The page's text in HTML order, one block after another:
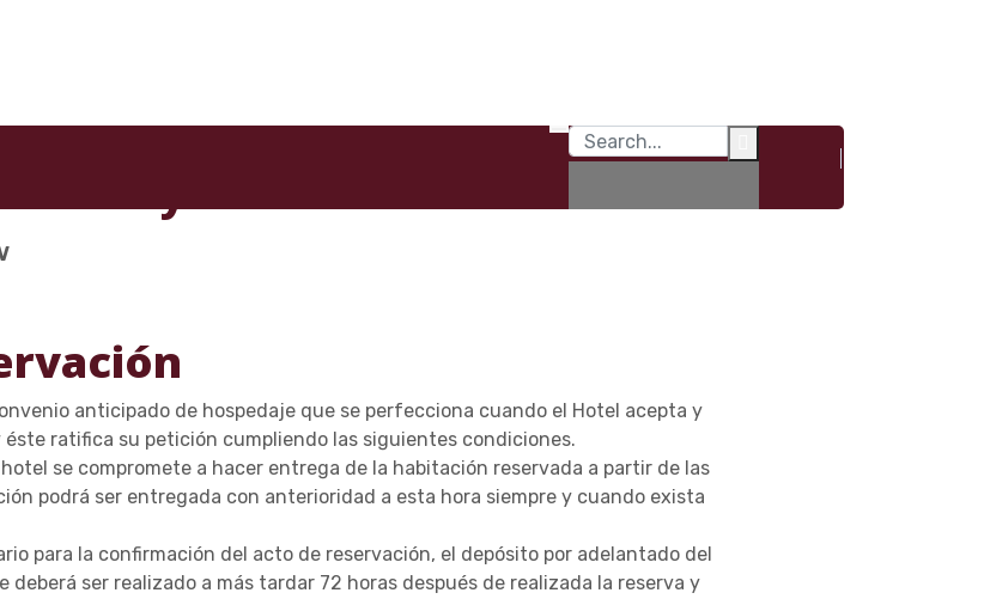
y Reservas
anticipado de hospedaje que se perfecciona cuando el Hotel acepta y
ratifica su petición cumpliendo las siguientes condiciones.
hotel se compromete a hacer entrega de la habitación reservada a partir de las
podrá ser entregada con anterioridad a esta hora siempre y cuando exista
para la confirmación del acto de reservación, el depósito por adelantado del
deberá ser realizado a más tardar 72 horas después de realizada la reserva y